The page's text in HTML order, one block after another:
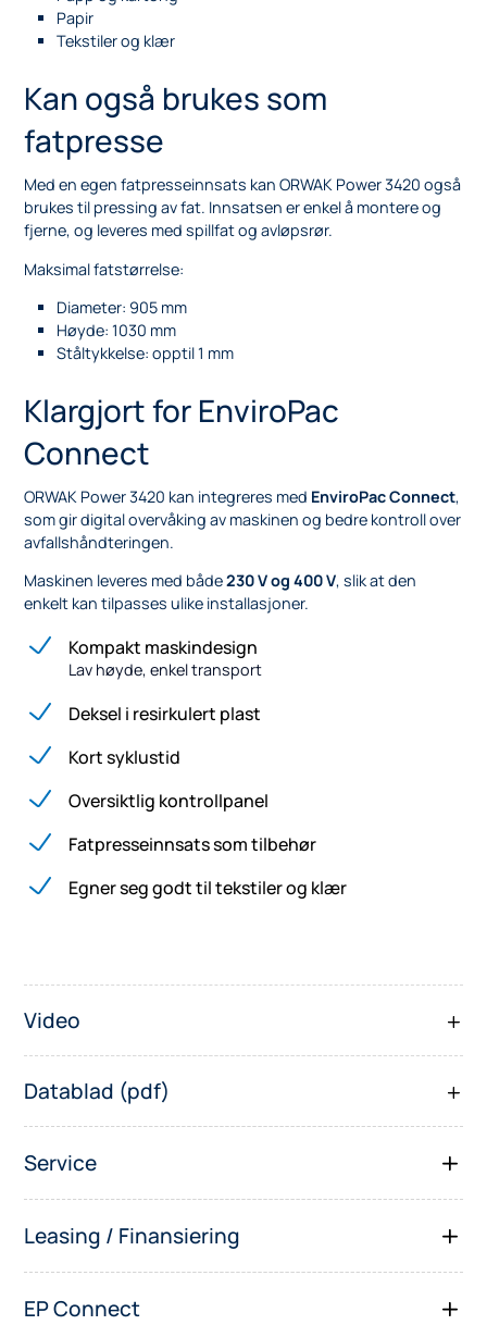
Papir
Tekstiler og klær
Kan også brukes som
fatpresse
Med en egen fatpresseinnsats kan ORWAK Power 3420 også
brukes til pressing av fat. Innsatsen er enkel å montere og
fjerne, og leveres med spillfat og avløpsrør.
Maksimal fatstørrelse:
Diameter: 905 mm
Høyde: 1030 mm
Ståltykkelse: opptil 1 mm
Klargjort for EnviroPac
Connect
ORWAK Power 3420 kan integreres med EnviroPac Connect,
som gir digital overvåking av maskinen og bedre kontroll over
avfallshåndteringen.
Maskinen leveres med både230 V og 400 V, slik at den
enkelt kan tilpasses ulike installasjoner.
Kompakt maskindesign
Lav høyde, enkel transport
Deksel i resirkulert plast
Kort syklustid
Oversiktlig kontrollpanel
Fatpresseinnsats som tilbehør
Egner seg godt til tekstiler og klær
Video
Datablad (pdf)
Service
Leasing / Finansiering
EP Connect